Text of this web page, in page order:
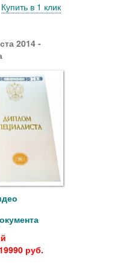
Купить в 1 клик
2014 -
руб.